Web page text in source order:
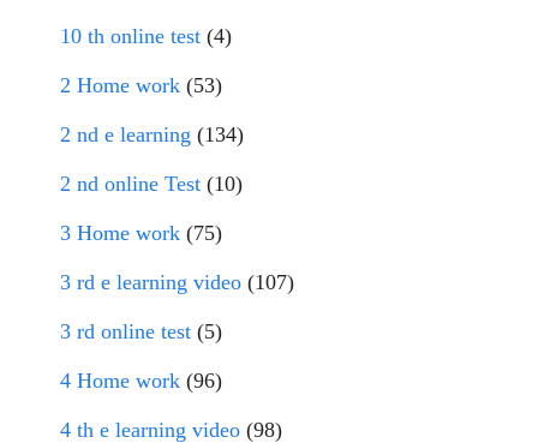
10 th online test (4)
2 Home work (53)
2 nd e learning (134)
2 nd online Test (10)
3 Home work (75)
3 rd e learning video (107)
3 rd online test (5)
4 Home work (96)
4 th e learning video (98)